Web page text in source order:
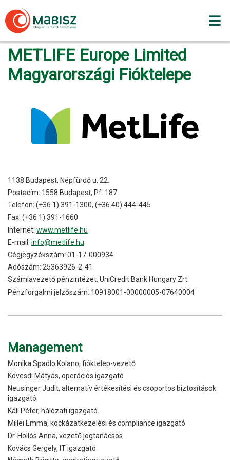
to
content
METLIFE Europe Limited
Magyarországi Fióktelepe
1138 Budapest, Népfürdő u. 22.
Postacím: 1558 Budapest, Pf. 187
Telefon: (+36 1) 391-1300, (+36 40) 444-445
Fax: (+36 1) 391-1660
Internet: www.metlife.hu
E-mail: info@metlife.hu
Cégjegyzékszám: 01-17-000934
Adószám: 25363926-2-41
Számlavezető pénzintézet: UniCredit Bank Hungary Zrt.
Pénzforgalmi jelzőszám: 10918001-00000005-07640004
Management
Monika Spadlo Kolano, fióktelep-vezető
Kövesdi Mátyás, operációs igazgató
Neusinger Judit, alternatív értékesítési és csoportos biztosítások
igazgató
Káli Péter, hálózati igazgató
Millei Emma, kockázatkezelési és compliance igazgató
Dr. Hollós Anna, vezető jogtanácsos
Kovács Gergely, IT igazgató